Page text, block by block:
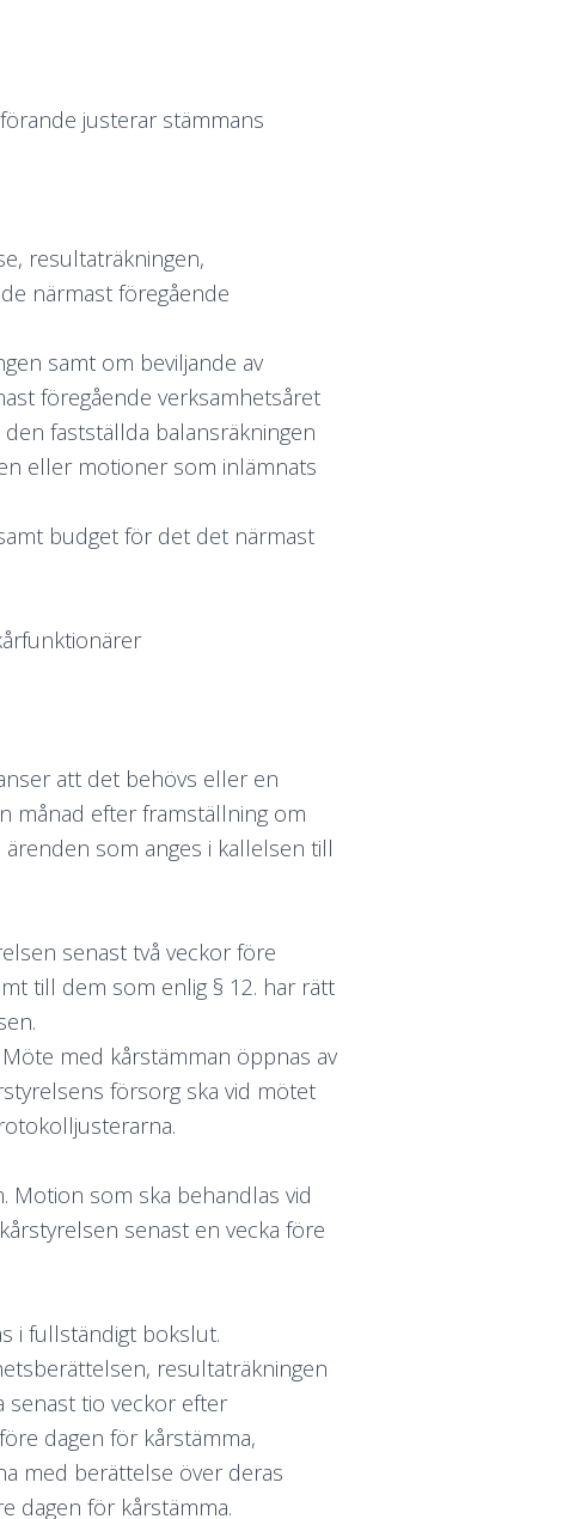
justerar stämmans
resultaträkningen,
närmast föregående
samt om beviljande av
föregående verksamhetsåret
fastställda balansräkningen
eller motioner som inlämnats
budget för det det närmast
att det behövs eller en
månad efter framställning om
som anges i kallelsen till
senast två veckor före
till dem som enlig § 12. har rätt
med kårstämman öppnas av
försorg ska vid mötet
Motion som ska behandlas vid
senast en vecka före
i fullständigt bokslut.
resultaträkningen
senast tio veckor efter
dagen för kårstämma,
med berättelse över deras
dagen för kårstämma.